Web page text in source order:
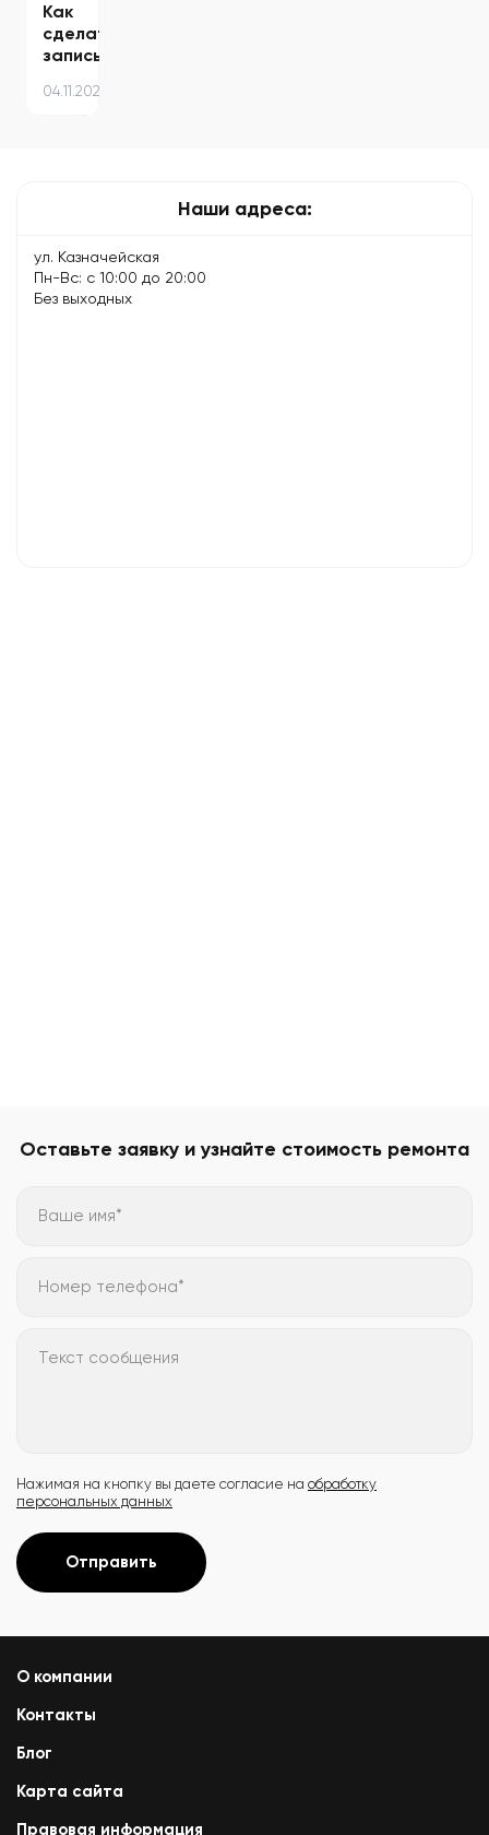
Как
сделать
запись
на
MacBook
04.11.2025
Наши адреса:
ул. Казначейская
Пн-Вс: с 10:00 до 20:00
Без выходных
Оставьте заявку и узнайте стоимость ремонта
Ваше имя*
Номер телефона*
Текст сообщения
Нажимая на кнопку вы даете согласие на обработку
персональных данных
Отправить
О компании
Контакты
Блог
Карта сайта
Правовая информация